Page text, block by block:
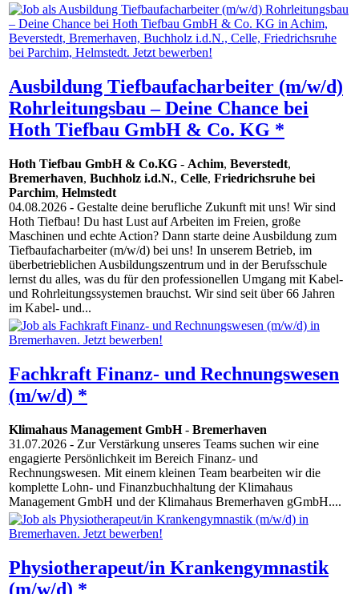
Ausbildung Tiefbaufacharbeiter (m/w/d)
Rohrleitungsbau – Deine Chance bei
Hoth Tiefbau GmbH & Co. KG *
Hoth Tiefbau GmbH & Co.KG - Achim, Beverstedt,
Bremerhaven, Buchholz i.d.N., Celle, Friedrichsruhe bei
Parchim, Helmstedt
04.08.2026 - Gestalte deine berufliche Zukunft mit uns! Wir sind
Hoth Tiefbau! Du hast Lust auf Arbeiten im Freien, große
Maschinen und echte Action? Dann starte deine Ausbildung zum
Tiefbaufacharbeiter (m/w/d) bei uns! In unserem Betrieb, im
überbetrieblichen Ausbildungszentrum und in der Berufsschule
lernst du alles, was du für den professionellen Umgang mit Kabel-
und Rohrleitungssystemen brauchst. Wir sind seit über 66 Jahren
im Kabel- und...
Fachkraft Finanz- und Rechnungswesen
(m/w/d) *
Klimahaus Management GmbH- Bremerhaven
31.07.2026 - Zur Verstärkung unseres Teams suchen wir eine
engagierte Persönlichkeit im Bereich Finanz- und
Rechnungswesen. Mit einem kleinen Team bearbeiten wir die
komplette Lohn- und Finanzbuchhaltung der Klimahaus
Management GmbH und der Klimahaus Bremerhaven gGmbH....
Physiotherapeut/in Krankengymnastik
(m/w/d) *